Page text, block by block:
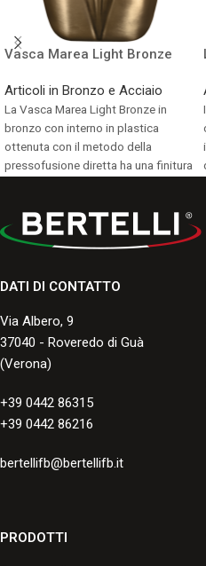
Vasca Marea Light Bronze
Articoli in Bronzo e Acciaio
La Vasca Marea Light Bronze in
bronzo con interno in plastica
ottenuta con il metodo della
pressofusione diretta ha una finitura
scoloramento, con una buona
durata negli anni.
DATI DI CONTATTO
Via Albero, 9
37040 - Roveredo di Guà
(Verona)
+39 0442 86315
+39 0442 86216
bertellifb@bertellifb.it
PRODOTTI